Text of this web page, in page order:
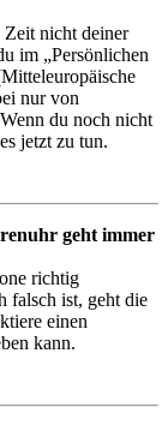
Zeit nicht deiner
im „Persönlichen
nur von
du noch nicht
jetzt zu tun.
geht immer
richtig
falsch ist, geht die
einen
kann.